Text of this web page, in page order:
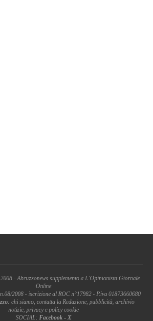
- Abruzzonews supplemento a L'Opinionista Giornale
Online
2008 - iscrizione al ROC n°17982 - P.iva 01873660680
: chi siamo, contatta la Redazione, pubblicità, archivio
notizie, privacy e policy cookie
SOCIAL: Facebook - X